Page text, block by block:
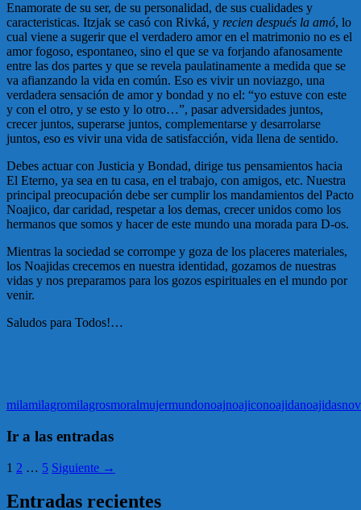
Enamorate de su ser, de su personalidad, de sus cualidades y
caracteristicas. Itzjak se casó con Rivká, y recien después la amó, lo
cual viene a sugerir que el verdadero amor en el matrimonio no es el
amor fogoso, espontaneo, sino el que se va forjando afanosamente
entre las dos partes y que se revela paulatinamente a medida que se
va afianzando la vida en común. Eso es vivir un noviazgo, una
verdadera sensación de amor y bondad y no el: “yo estuve con este
y con el otro, y se esto y lo otro…”, pasar adversidades juntos,
crecer juntos, superarse juntos, complementarse y desarrolarse
juntos, eso es vivir una vida de satisfacción, vida llena de sentido.
Debes actuar con Justicia y Bondad, dirige tus pensamientos hacia
El Eterno, ya sea en tu casa, en el trabajo, con amigos, etc. Nuestra
principal preocupación debe ser cumplir los mandamientos del Pacto
Noajico, dar caridad, respetar a los demas, crecer unidos como los
hermanos que somos y hacer de este mundo una morada para D-os.
Mientras la sociedad se corrompe y goza de los placeres materiales,
los Noajidas crecemos en nuestra identidad, gozamos de nuestras
vidas y nos preparamos para los gozos espirituales en el mundo por
venir.
Saludos para Todos!…
milamilagromilagrosmoralmujermundonoajnoajiconoajidanoajidas
Ir a las entradas
1 2 … 5 Siguiente →
Entradas recientes